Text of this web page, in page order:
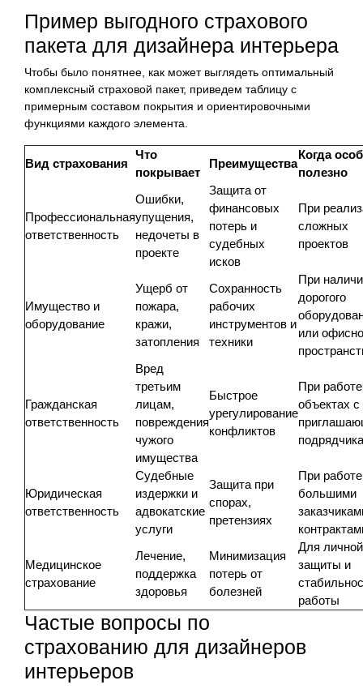
Пример выгодного страхового
пакета для дизайнера интерьера
Чтобы было понятнее, как может выглядеть оптимальный
комплексный страховой пакет, приведем таблицу с
примерным составом покрытия и ориентировочными
функциями каждого элемента.
Вид страхования
Что
покрывает
Преимущества
Когда
полезно
Профессиональная
ответственность
Ошибки,
упущения,
недочеты в
проекте
Защита от
финансовых
потерь и
судебных
исков
При
сложных
проектов
Имущество и
оборудование
Ущерб от
пожара,
кражи,
затопления
Сохранность
рабочих
инструментов и
техники
При
дорогого
или
Гражданская
ответственность
Вред
третьим
лицам,
повреждения
чужого
имущества
Быстрое
урегулирование
конфликтов
При
объектах с
Юридическая
ответственность
Судебные
издержки и
адвокатские
услуги
Защита при
спорах,
претензиях
При
большими
Медицинское
страхование
Лечение,
поддержка
здоровья
Минимизация
потерь от
болезней
Для личной
защиты и
работы
Частые вопросы по
страхованию для дизайнеров
интерьеров